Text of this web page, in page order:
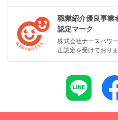
職業紹介優良事業
認定マーク
株式会社ナースパワ
正認定を受けておりま